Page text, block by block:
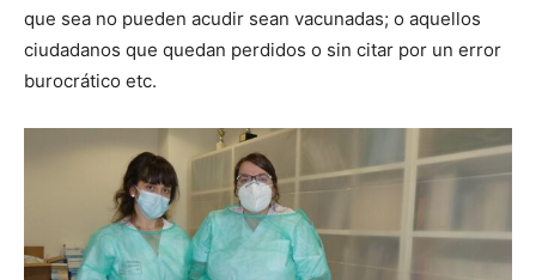
que sea no pueden acudir sean vacunadas; o aquellos
ciudadanos que quedan perdidos o sin citar por un error
burocrático etc.